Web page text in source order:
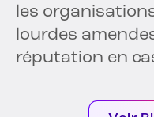
les
lourdes
réputation en